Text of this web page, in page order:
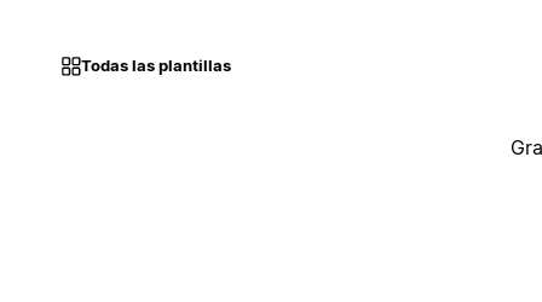
Todas las plantillas